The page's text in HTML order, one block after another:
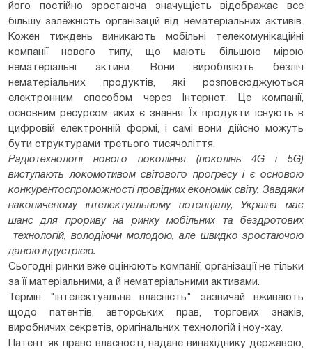
його постійно зростаюча значущість відображає все
більшу залежність організацій від нематеріальних активів.
Кожен тиждень виникають мобільні телекомунікаційні
компанії нового типу, що мають більшою мірою
нематеріальні активи. Вони виробляють безліч
нематеріальних продуктів, які розповсюджуються
електронним способом через Інтернет. Це компанії,
основним ресурсом яких є знання. Їх продукти існують в
цифровій електронній формі, і самі вони дійсно можуть
бути структурами третього тисячоліття.
Радіотехнології нового покоління (поколінь 4G і 5G)
виступають локомотивом світового прогресу і є основою
конкурентоспроможності провідних економік світу. Завдяки
накопиченому інтелектуальному потенціалу, Україна має
шанс для прориву на ринку мобільних та бездротових
технологій, володіючи молодою, але швидко зростаючою
даною індустрією.
Сьогодні ринки вже оцінюють компанії, організації не тільки
за її матеріальними, а й нематеріальними активами.
Термін "інтелектуальна власність" зазвичай вживають
щодо патентів, авторських прав, торгових знаків,
виробничих секретів, оригінальних технологій і ноу-хау.
Патент як право власності, надане винахіднику державою,